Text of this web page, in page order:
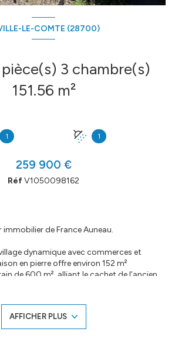
LE-COMTE (28700)
151.56 m²
1 1
259 900 €
RéfV1050098162
de France Auneau.
dynamique avec commerces et
en pierre offre environ 152 m²
de 600 m², alliant le cachet de l’ancien
chambres, dont une suite parentale,
le télétravail, d’une buanderie, ainsi que
et entièrement équipée, fonctionnelle et
AFFICHER PLUS